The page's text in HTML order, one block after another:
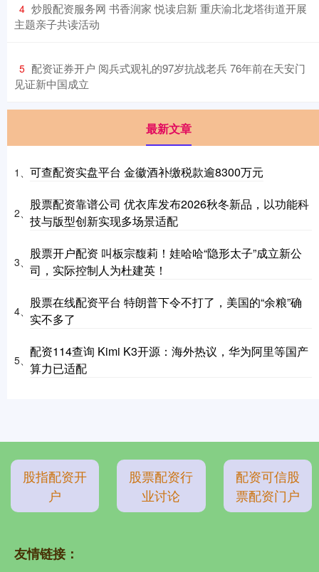
4 ​炒股配资服务网 书香润家 悦读启新 重庆渝北龙塔街道开展
主题亲子共读活动
5 ​配资证券开户 阅兵式观礼的97岁抗战老兵 76年前在天安门
见证新中国成立
最新文章
1、 可查配资实盘平台 金徽酒补缴税款逾8300万元
2、
股票配资靠谱公司 优衣库发布2026秋冬新品，以功能科
技与版型创新实现多场景适配
3、
股票开户配资 叫板宗馥莉！娃哈哈“隐形太子”成立新公
司，实际控制人为杜建英！
4、
股票在线配资平台 特朗普下令不打了，美国的“余粮”确
实不多了
5、
配资114查询 Kimi K3开源：海外热议，华为阿里等国产
算力已适配
股指配资开
户
股票配资行
业讨论
配资可信股
票配资门户
友情链接：